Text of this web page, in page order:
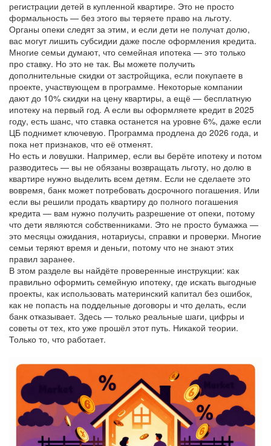
регистрации детей в купленной квартире. Это не просто
формальность — без этого вы теряете право на льготу.
Органы опеки следят за этим, и если дети не получат долю,
вас могут лишить субсидии даже после оформления кредита.
Многие семьи думают, что семейная ипотека — это только
про ставку. Но это не так. Вы можете получить
дополнительные скидки от застройщика, если покупаете в
проекте, участвующем в программе. Некоторые компании
дают до 10% скидки на цену квартиры, а ещё — бесплатную
ипотеку на первый год. А если вы оформляете кредит в 2025
году, есть шанс, что ставка останется на уровне 6%, даже если
ЦБ поднимет ключевую. Программа продлена до 2026 года, и
пока нет признаков, что её отменят.
Но есть и ловушки. Например, если вы берёте ипотеку и потом
разводитесь — вы не обязаны возвращать льготу, но долю в
квартире нужно выделить всем детям. Если не сделаете это
вовремя, банк может потребовать досрочного погашения. Или
если вы решили продать квартиру до полного погашения
кредита — вам нужно получить разрешение от опеки, потому
что дети являются собственниками. Это не просто бумажка —
это месяцы ожидания, нотариусы, справки и проверки. Многие
семьи теряют время и деньги, потому что не знают этих
правил заранее.
В этом разделе вы найдёте проверенные инструкции: как
правильно оформить семейную ипотеку, где искать выгодные
проекты, как использовать материнский капитал без ошибок,
как не попасть на поддельные договоры и что делать, если
банк отказывает. Здесь — только реальные шаги, цифры и
советы от тех, кто уже прошёл этот путь. Никакой теории.
Только то, что работает.